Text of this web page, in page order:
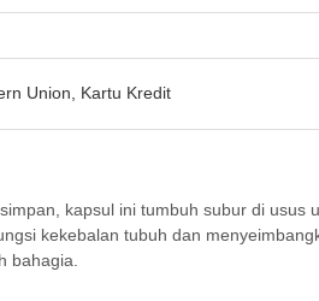
Union, Kartu Kredit
kapsul ini tumbuh subur di
kekebalan tubuh dan
bahagia.